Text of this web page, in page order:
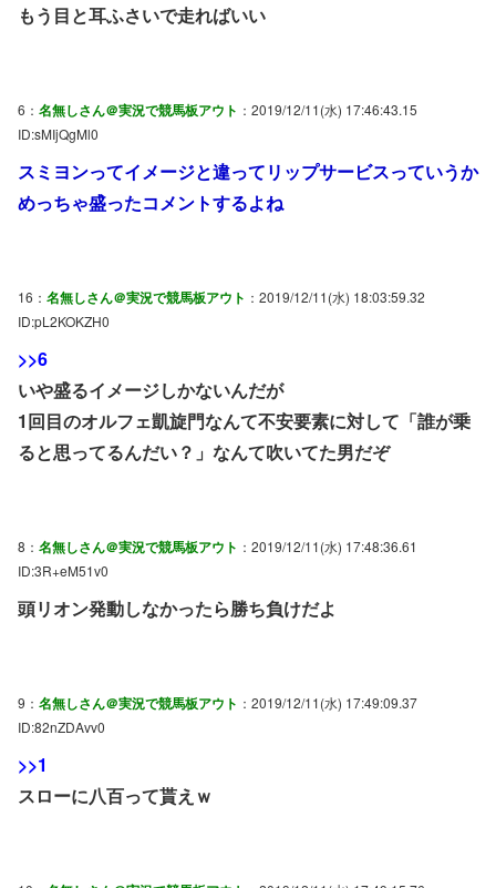
もう目と耳ふさいで走ればいい
6： 名無しさん＠実況で競馬板アウト ：2019/12/11(水) 17:46:43.15
ID:sMIjQgMl0
スミヨンってイメージと違ってリップサービスっていうか
めっちゃ盛ったコメントするよね
16： 名無しさん＠実況で競馬板アウト ：2019/12/11(水) 18:03:59.32
ID:pL2KOKZH0
>>6
いや盛るイメージしかないんだが
1回目のオルフェ凱旋門なんて不安要素に対して「誰が乗
ると思ってるんだい？」なんて吹いてた男だぞ
8： 名無しさん＠実況で競馬板アウト ：2019/12/11(水) 17:48:36.61
ID:3R+eM51v0
頭リオン発動しなかったら勝ち負けだよ
9： 名無しさん＠実況で競馬板アウト ：2019/12/11(水) 17:49:09.37
ID:82nZDAvv0
>>1
スローに八百って貰えｗ